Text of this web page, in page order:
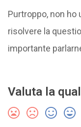
Purtroppo, non ho
risolvere la
importante
Valuta la